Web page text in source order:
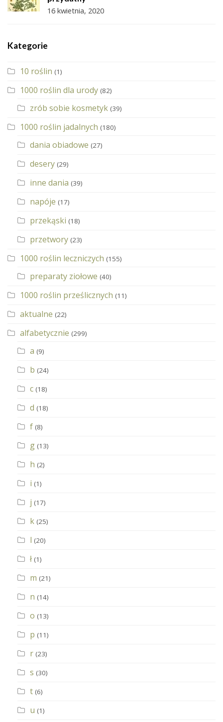
16 kwietnia, 2020
Kategorie
10 roślin (1)
1000 roślin dla urody (82)
zrób sobie kosmetyk (39)
1000 roślin jadalnych (180)
dania obiadowe (27)
desery (29)
inne dania (39)
napóje (17)
przekąski (18)
przetwory (23)
1000 roślin leczniczych (155)
preparaty ziołowe (40)
1000 roślin prześlicznych (11)
aktualne (22)
alfabetycznie (299)
a (9)
b (24)
c (18)
d (18)
f (8)
g (13)
h (2)
i (1)
j (17)
k (25)
l (20)
ł (1)
m (21)
n (14)
o (13)
p (11)
r (23)
s (30)
t (6)
u (1)